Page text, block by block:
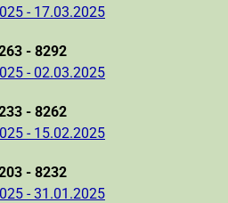
- 17.03.2025
- 8292
- 02.03.2025
- 8262
- 15.02.2025
- 8232
- 31.01.2025